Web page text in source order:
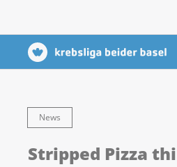
News
Stripped Pizza